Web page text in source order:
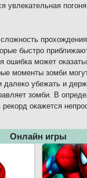
увлекательная
быстро
ошибка может
моменты зомби
убежать и
зомби. В
рекорд окажется
Онлайн игры